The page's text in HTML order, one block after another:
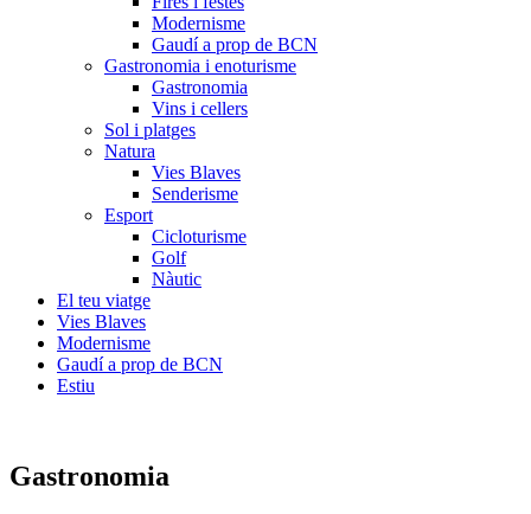
Modernisme
Gaudí a prop de BCN
Gastronomia i enoturisme
Gastronomia
Vins i cellers
Sol i platges
Natura
Vies Blaves
Senderisme
Esport
Cicloturisme
Golf
Nàutic
El teu viatge
Vies Blaves
Modernisme
Gaudí a prop de BCN
Estiu
Gastronomia